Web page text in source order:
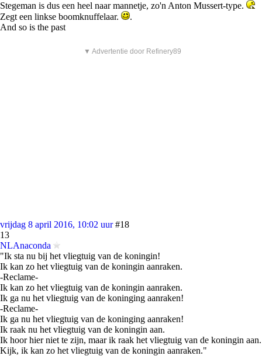
Stegeman is dus een heel naar mannetje, zo'n Anton Mussert-type.
Zegt een linkse boomknuffelaar.
.
And so is the past
▼ Advertentie door Refinery89
vrijdag 8 april 2016, 10:02 uur #18
13
NLAnaconda
"Ik sta nu bij het vliegtuig van de koningin!
Ik kan zo het vliegtuig van de koningin aanraken.
-Reclame-
Ik kan zo het vliegtuig van de koningin aanraken.
Ik ga nu het vliegtuig van de koninging aanraken!
-Reclame-
Ik ga nu het vliegtuig van de koninging aanraken!
Ik raak nu het vliegtuig van de koningin aan.
Ik hoor hier niet te zijn, maar ik raak het vliegtuig van de koningin aan.
Kijk, ik kan zo het vliegtuig van de koningin aanraken."